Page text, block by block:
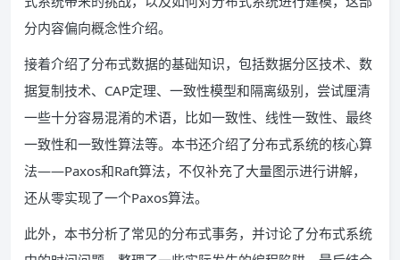
分内容偏向概念性介绍。
接着介绍了分布式数据的基础知识，包括数据分区技术、数
据复制技术、CAP定理、一致性模型和隔离级别，尝试厘清
一些十分容易混淆的术语，比如一致性、线性一致性、最终
一致性和一致性算法等。本书还介绍了分布式系统的核心算
法——Paxos和Raft算法，不仅补充了大量图示进行讲解，
还从零实现了一个Paxos算法。
此外，本书分析了常见的分布式事务，并讨论了分布式系统